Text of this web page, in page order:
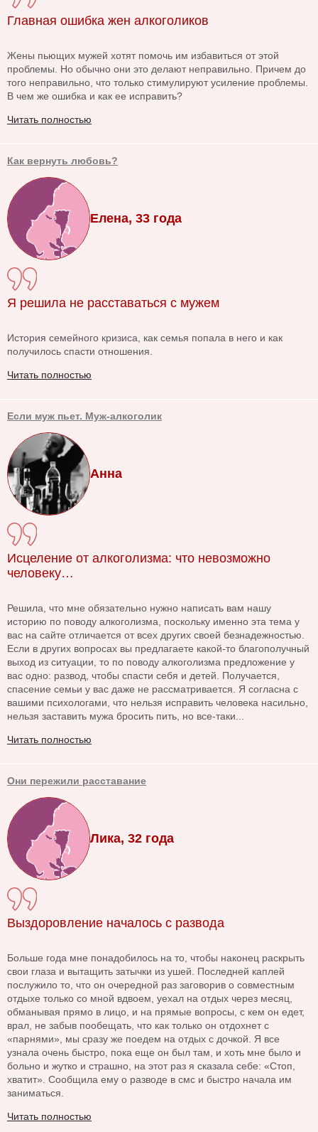
Главная ошибка жен алкоголиков
Жены пьющих мужей хотят помочь им избавиться от этой
проблемы. Но обычно они это делают неправильно. Причем до
того неправильно, что только стимулируют усиление проблемы.
В чем же ошибка и как ее исправить?
Читать полностью
Как вернуть любовь?
Елена, 33 года
Я решила не расставаться с мужем
История семейного кризиса, как семья попала в него и как
получилось спасти отношения.
Читать полностью
Если муж пьет. Муж-алкоголик
Анна
Исцеление от алкоголизма: что невозможно
человеку…
Решила, что мне обязательно нужно написать вам нашу
историю по поводу алкоголизма, поскольку именно эта тема у
вас на сайте отличается от всех других своей безнадежностью.
Если в других вопросах вы предлагаете какой-то благополучный
выход из ситуации, то по поводу алкоголизма предложение у
вас одно: развод, чтобы спасти себя и детей. Получается,
спасение семьи у вас даже не рассматривается. Я согласна с
вашими психологами, что нельзя исправить человека насильно,
нельзя заставить мужа бросить пить, но все-таки...
Читать полностью
Они пережили расставание
Лика, 32 года
Выздоровление началось с развода
Больше года мне понадобилось на то, чтобы наконец раскрыть
свои глаза и вытащить затычки из ушей. Последней каплей
послужило то, что он очередной раз заговорив о совместным
отдыхе только со мной вдвоем, уехал на отдых через месяц,
обманывая прямо в лицо, и на прямые вопросы, с кем он едет,
врал, не забыв пообещать, что как только он отдохнет с
«парнями», мы сразу же поедем на отдых с дочкой. Я все
узнала очень быстро, пока еще он был там, и хоть мне было и
больно и жутко и страшно, на этот раз я сказала себе: «Стоп,
хватит». Сообщила ему о разводе в смс и быстро начала им
заниматься.
Читать полностью